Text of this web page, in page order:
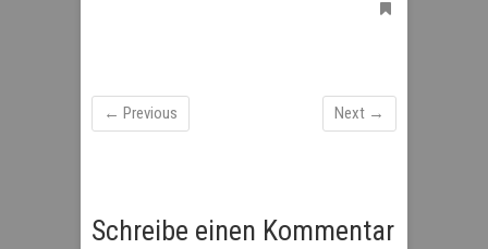
← Previous Next →
Schreibe einen Kommentar